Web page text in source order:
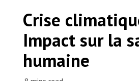
Les États négligent leur
personnes civiles et les services
de guerre
Urgence Ebola
Séismes au Venezuela :
de MSF
Dons des fondations
Partenariat d’entreprise
Les Amis de MSF
Devenez bénévoles au Canada
Travailler avec MSF
Travailler à l’étranger
Travailler au Canada
Crise
Impact sur la
humaine